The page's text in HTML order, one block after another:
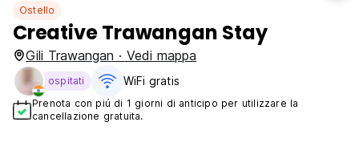
Ostello
Creative Trawangan Stay
Gili Trawangan · Vedi mappa
ospitati WiFi gratis
Prenota con piú di 1 giorni di anticipo per utilizzare la
cancellazione gratuita.